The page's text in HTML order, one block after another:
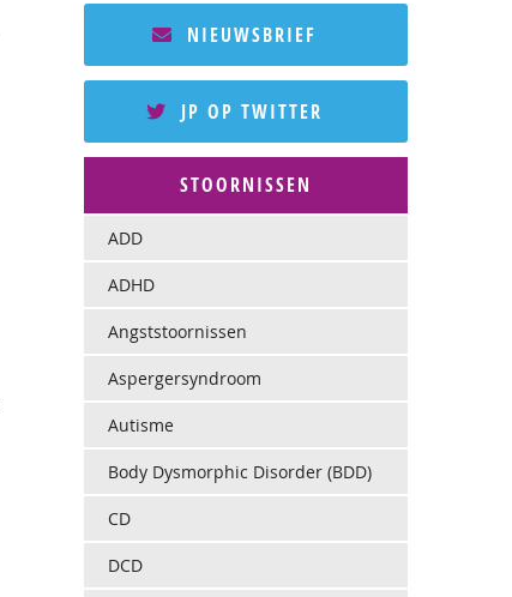
NIEUWSBRIEF
JP OP TWITTER
STOORNISSEN
ADD
ADHD
Angststoornissen
Aspergersyndroom
Autisme
Body Dysmorphic Disorder (BDD)
CD
DCD